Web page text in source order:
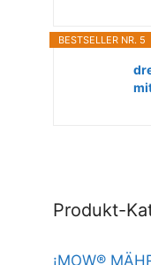
BESTSELLER NR. 5
Produkt-
¡MOW®